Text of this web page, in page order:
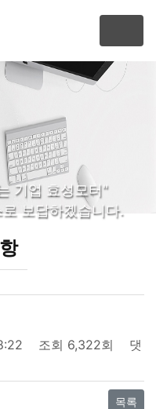
기업 효성모터"
보답하겠습니다.
조회 6,322회
댓
목록